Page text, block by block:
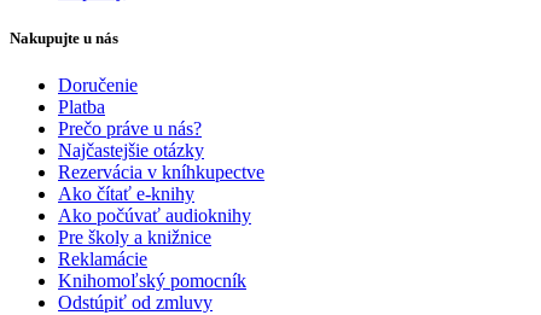
Nakupujte u nás
Doručenie
Platba
Prečo práve u nás?
Najčastejšie otázky
Rezervácia v kníhkupectve
Ako čítať e-knihy
Ako počúvať audioknihy
Pre školy a knižnice
Reklamácie
Knihomoľský pomocník
Odstúpiť od zmluvy